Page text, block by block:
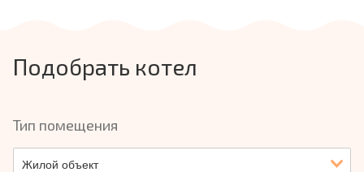
Подобрать котел
Тип помещения
Жилой объект